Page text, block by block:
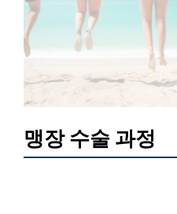
맹장 수술 과정